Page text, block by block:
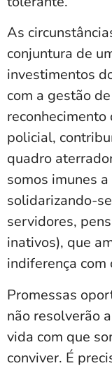
As
conjuntura de
investimentos
com a gestão
policial,
quadro
somos imunes
solidarizando-
servidores,
inativos), que
indiferença com
Promessas
não resolverão
vida com que
conviver. É